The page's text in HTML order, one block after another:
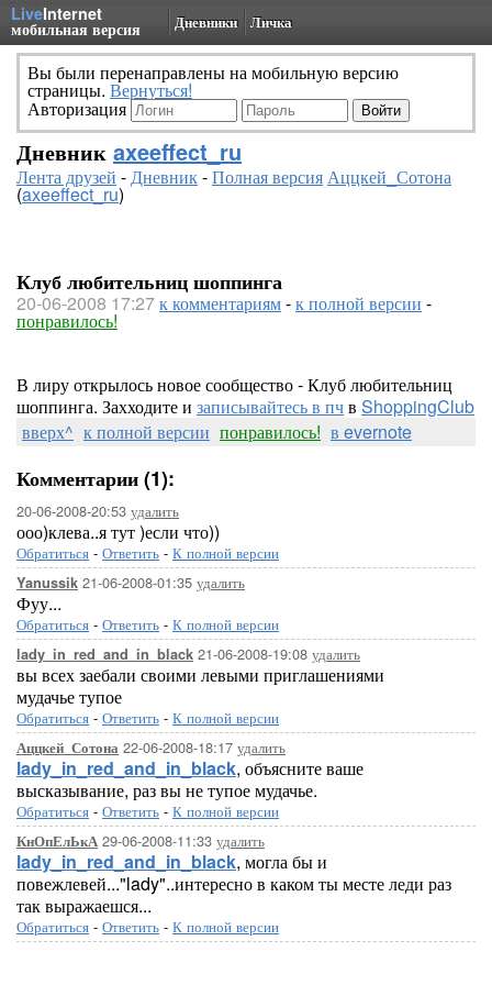
LiveInternet
мобильная версия Дневники Личка
Вы были перенаправлены на мобильную версию
страницы. Вернуться!
Авторизация
Дневник axeeffect_ru
Лента друзей -Дневник-Полная версияАццкей_Сотона
(axeeffect_ru)
Клуб любительниц шоппинга
20-06-2008 17:27к комментариям-к полной версии -
понравилось!
В лиру открылось новое сообщество - Клуб любительниц
шоппинга. Захходите и записывайтесь в пчв ShoppingClub
вверх^ к полной версии понравилось! в evernote
Комментарии (1):
20-06-2008-20:53 удалить
ооо)клева..я тут )если что))
Обратиться - Ответить - К полной версии
Yanussik 21-06-2008-01:35 удалить
Фуу...
Обратиться - Ответить - К полной версии
lady_in_red_and_in_black 21-06-2008-19:08 удалить
вы всех заебали своими левыми приглашениями
мудачье тупое
Обратиться - Ответить - К полной версии
Аццкей_Сотона 22-06-2008-18:17 удалить
lady_in_red_and_in_black, объясните ваше
высказывание, раз вы не тупое мудачье.
Обратиться - Ответить - К полной версии
КнОпЕлЬкА 29-06-2008-11:33 удалить
lady_in_red_and_in_black, могла бы и
повежлевей..."lady"..интересно в каком ты месте леди раз
так выражаешся...
Обратиться - Ответить - К полной версии